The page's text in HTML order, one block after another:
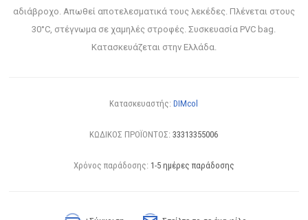
αδιάβροχο. Απωθεί αποτελεσματικά τους λεκέδες. Πλένεται στους
30°C, στέγνωμα σε χαμηλές στροφές. Συσκευασία PVC bag.
Κατασκευάζεται στην Ελλάδα.
Κατασκευαστής: DIMcol
ΚΩΔΙΚΟΣ ΠΡΟΪΟΝΤΟΣ: 33313355006
Χρόνος παράδοσης: 1-5 ημέρες παράδοσης